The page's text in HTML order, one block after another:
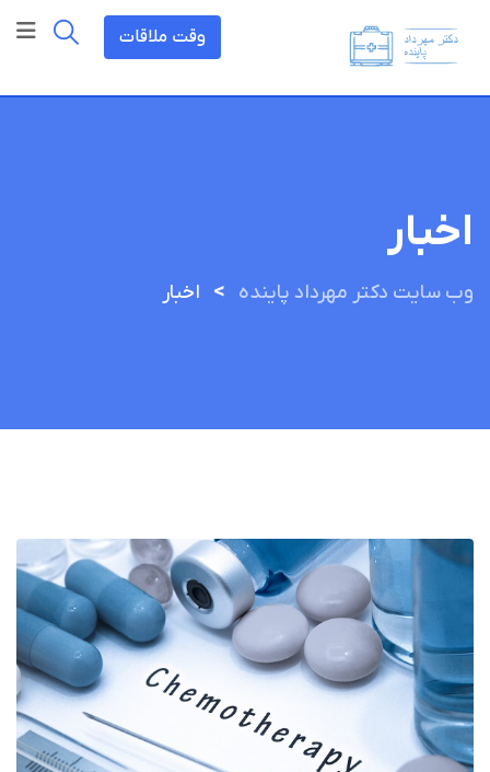
محتوا
وقت ملاقات
اخبار
وب سایت دکتر مهرداد پاینده > اخبار